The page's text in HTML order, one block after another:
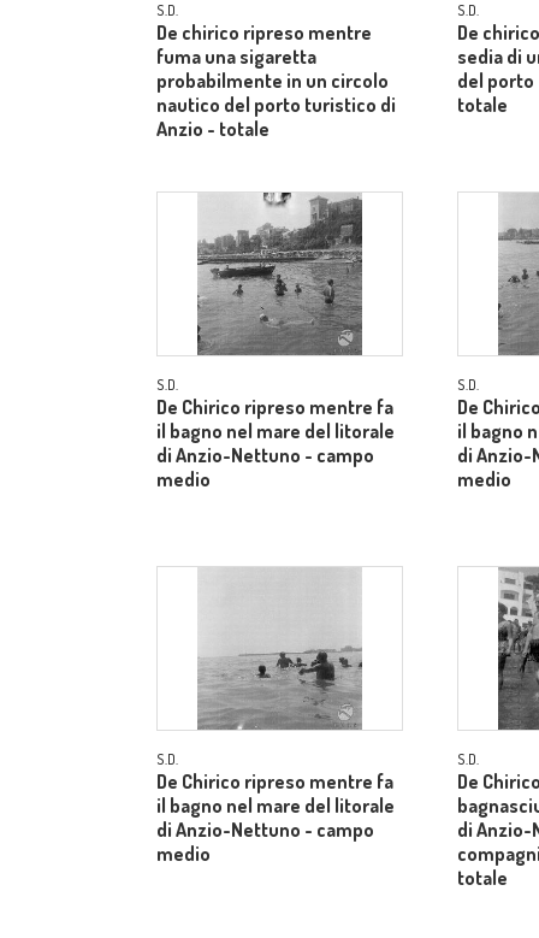
S.D.
De chirico ripreso mentre
fuma una sigaretta
probabilmente in un circolo
nautico del porto turistico di
Anzio - totale
S.D.
De
sedia di
del
totale
S.D.
De Chirico ripreso mentre fa
il bagno nel mare del litorale
di Anzio-Nettuno - campo
medio
S.D.
De
il bagno
di Anzio-
medio
S.D.
De Chirico ripreso mentre fa
il bagno nel mare del litorale
di Anzio-Nettuno - campo
medio
S.D.
De
di Anzio-
totale